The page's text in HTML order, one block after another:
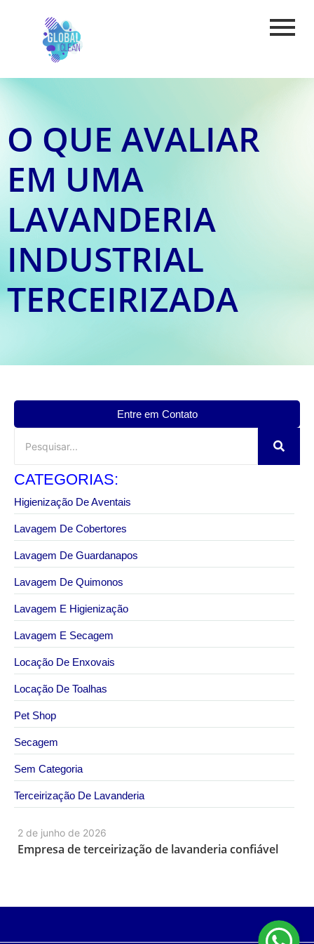
O QUE AVALIAR
EM UMA
LAVANDERIA
INDUSTRIAL
TERCEIRIZADA
2 de junho de 2026
Empresa de terceirização de lavanderia confiável
Entre em Contato
CATEGORIAS:
Higienização De Aventais
Lavagem De Cobertores
Lavagem De Guardanapos
Lavagem De Quimonos
Lavagem E Higienização
Lavagem E Secagem
Locação De Enxovais
Locação De Toalhas
Pet Shop
Secagem
Sem Categoria
Terceirização De Lavanderia